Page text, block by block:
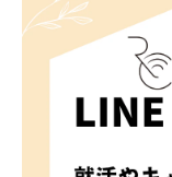
■ 第三者提供
個人情報は、
なく第三者へ
■ 安全性の確保
個人情報の管